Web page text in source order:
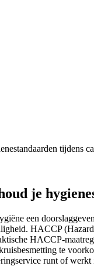
tijdens
je
een
HACCP
HACCP-
te
runt of